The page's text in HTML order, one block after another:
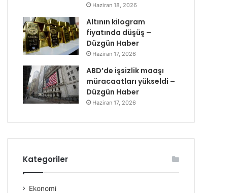
Haziran 18, 2026
Altının kilogram
fiyatında düşüş –
Düzgün Haber
Haziran 17, 2026
ABD’de işsizlik maaşı
müracaatları yükseldi –
Düzgün Haber
Haziran 17, 2026
Kategoriler
Ekonomi